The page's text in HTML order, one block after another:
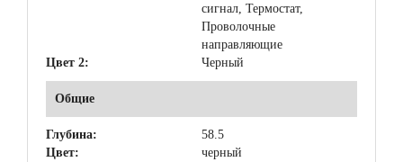
сигнал, Термостат,
Проволочные
направляющие
Цвет 2:
Черный
Общие
Глубина:
58.5
Цвет:
черный